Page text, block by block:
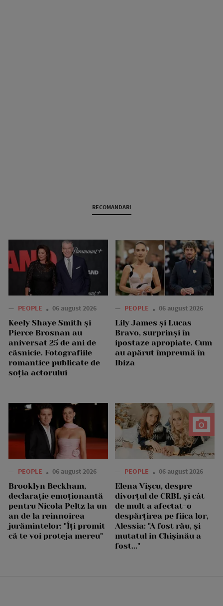
RECOMANDARI
— PEOPLE 06 august 2026
Keely Shaye Smith și
Pierce Brosnan au
aniversat 25 de ani de
căsnicie. Fotografiile
romantice publicate de
soția actorului
— PEOPLE 06 august 2026
Lily James și Lucas
Bravo, surprinși în
ipostaze apropiate. Cum
au apărut împreună în
Ibiza
— PEOPLE 06 august 2026
Brooklyn Beckham,
declarație emoționantă
pentru Nicola Peltz la un
an de la reînnoirea
jurămintelor: "Îți promit
că te voi proteja mereu"
— PEOPLE 06 august 2026
Elena Vîșcu, despre
divorțul de CRBL și cât
de mult a afectat-o
despărțirea pe fiica lor,
Alessia: "A fost rău, și
mutatul în Chișinău a
fost..."